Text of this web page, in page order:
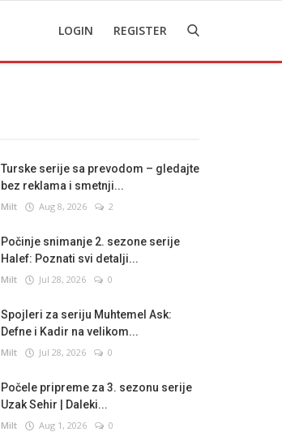
LOGIN REGISTER
Turske serije sa prevodom – gledajte
bez reklama i smetnji...
Milt Aug 8, 2026 2
Počinje snimanje 2. sezone serije
Halef: Poznati svi detalji...
Milt Jul 28, 2026 0
Spojleri za seriju Muhtemel Ask:
Defne i Kadir na velikom...
Milt Jul 28, 2026 0
Počele pripreme za 3. sezonu serije
Uzak Sehir | Daleki...
Milt Aug 1, 2026 0